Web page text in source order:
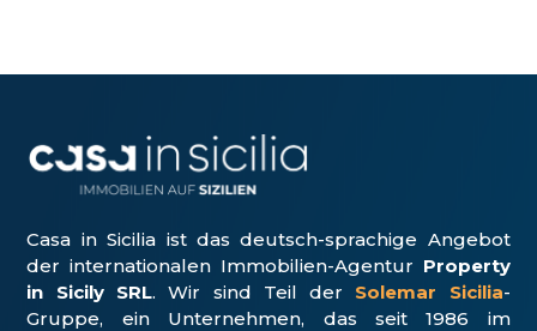
Casa in Sicilia ist das deutsch-sprachige Angebot
der internationalen Immobilien-Agentur Property
in Sicily SRL. Wir sind Teil der Solemar Sicilia-
Gruppe, ein Unter­nehmen, das seit 1986 im